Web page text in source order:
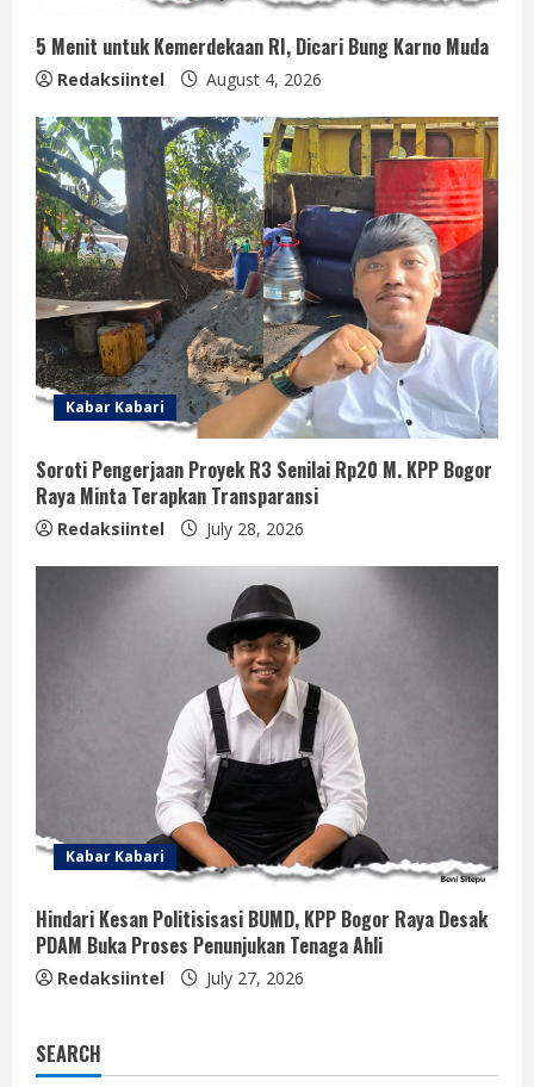
5 Menit untuk Kemerdekaan RI, Dicari Bung Karno Muda
Redaksiintel August 4, 2026
Kabar Kabari
Soroti Pengerjaan Proyek R3 Senilai Rp20 M. KPP Bogor
Raya Minta Terapkan Transparansi
Redaksiintel July 28, 2026
Kabar Kabari
Hindari Kesan Politisisasi BUMD, KPP Bogor Raya Desak
PDAM Buka Proses Penunjukan Tenaga Ahli
Redaksiintel July 27, 2026
SEARCH